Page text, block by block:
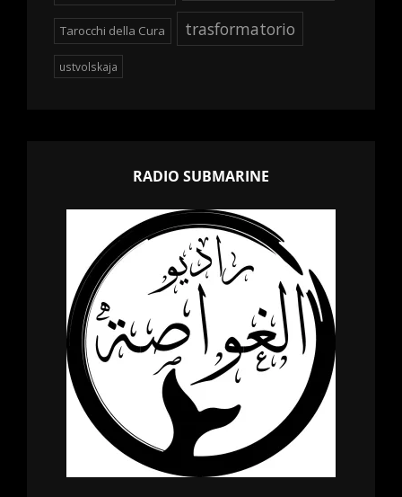
Tarocchi della Cura trasformatorio
ustvolskaja
RADIO SUBMARINE